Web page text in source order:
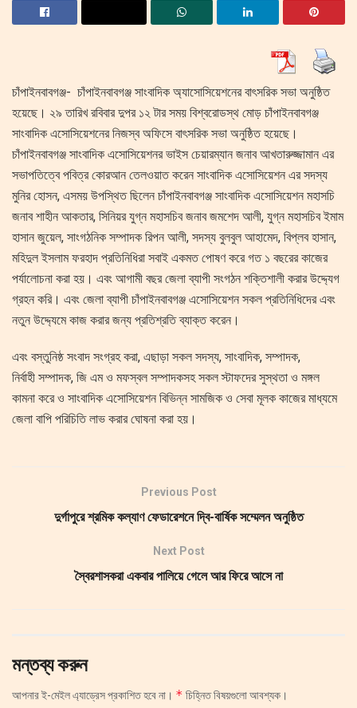
চাঁপাইনবাবগঞ্জ- চাঁপাইনবাবগঞ্জ সাংবাদিক অ্যাসোসিয়েশনের বাৎসরিক সভা অনুষ্ঠিত
হয়েছে। ২৯ তারিখ রবিবার দুপর ১২ টার সময় বিশ্বরোডস্থ মোড় চাঁপাইনবাবগঞ্জ
সাংবাদিক এসোসিয়েশনের নিজস্ব অফিসে বাৎসরিক সভা অনুষ্ঠিত হয়েছে।
চাঁপাইনবাবগঞ্জ সাংবাদিক এসোসিয়েশনর ভাইস চেয়ারম্যান জনাব আখতারুজ্জামান এর
সভাপতিত্বে পবিত্র কোরআন তেলওয়াত করেন সাংবাদিক এসোসিয়েশন এর সদস্য
মুনির হোসন, এসময় উপস্থিত ছিলেন চাঁপাইনবাবগঞ্জ সাংবাদিক এসোসিয়েশন মহাসচি
জনাব শাহীন আকতার, সিনিয়র যুগ্ন মহাসচিব জনাব জমশেদ আলী, যুগ্ন মহাসচিব ইমাম
হাসান জুয়েল, সাংগঠনিক সম্পাদক রিপন আলী, সদস্য বুলবুল আহামেদ, বিপ্লব হাসান,
মহিদুল ইসলাম ফরহাদ প্রতিনিধিরা সবাই একমত পোষণ করে গত ১ বছরের কাজের
পর্যালোচনা করা হয়। এবং আগামী বছর জেলা ব্যাপী সংগঠন শক্তিশালী করার উদ্দ্যেগ
গ্রহন করি। এবং জেলা ব্যাপী চাঁপাইনবাবগঞ্জ এসোসিয়েশন সকল প্রতিনিধিদের এবং
নতুন উদ্দ্যেমে কাজ করার জন্য প্রতিশ্রতি ব্যাক্ত করেন।
এবং বস্তুনিষ্ঠ সংবাদ সংগ্রহ করা, এছাড়া সকল সদস্য, সাংবাদিক, সম্পাদক,
নির্বাহী সম্পাদক, জি এম ও মফস্বল সম্পাদকসহ সকল স্টাফদের সুস্থতা ও মঙ্গল
কামনা করে ও সাংবাদিক এসোসিয়েশন বিভিন্ন সামজিক ও সেবা মূলক কাজের মাধ্যমে
জেলা বাপি পরিচিতি লাভ করার ঘোষনা করা হয়।
Previous Post
দুর্গাপুরে শ্রমিক কল্যাণ ফেডারেশনে দ্বি-বার্ষিক সম্মেলন অনুষ্ঠিত
Next Post
স্বৈরশাসকরা একবার পালিয়ে গেলে আর ফিরে আসে না
মন্তব্য করুন
আপনার ই-মেইল এ্যাড্রেস প্রকাশিত হবে না। * চিহ্নিত বিষয়গুলো আবশ্যক।